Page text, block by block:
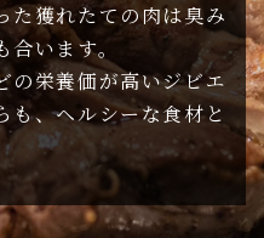
た獲れたての肉は臭み
います。
の栄養価が高いジビエ
も、ヘルシーな食材と